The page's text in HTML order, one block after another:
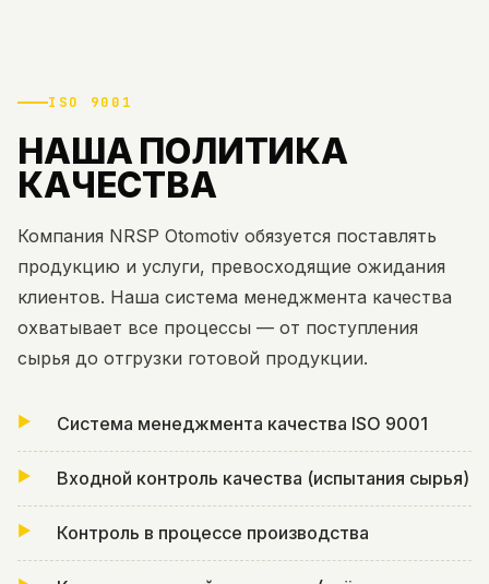
ISO 9001
НАША ПОЛИТИКА
КАЧЕСТВА
Компания NRSP Otomotiv обязуется поставлять
продукцию и услуги, превосходящие ожидания
клиентов. Наша система менеджмента качества
охватывает все процессы — от поступления
сырья до отгрузки готовой продукции.
Система менеджмента качества ISO 9001
Входной контроль качества (испытания сырья)
Контроль в процессе производства